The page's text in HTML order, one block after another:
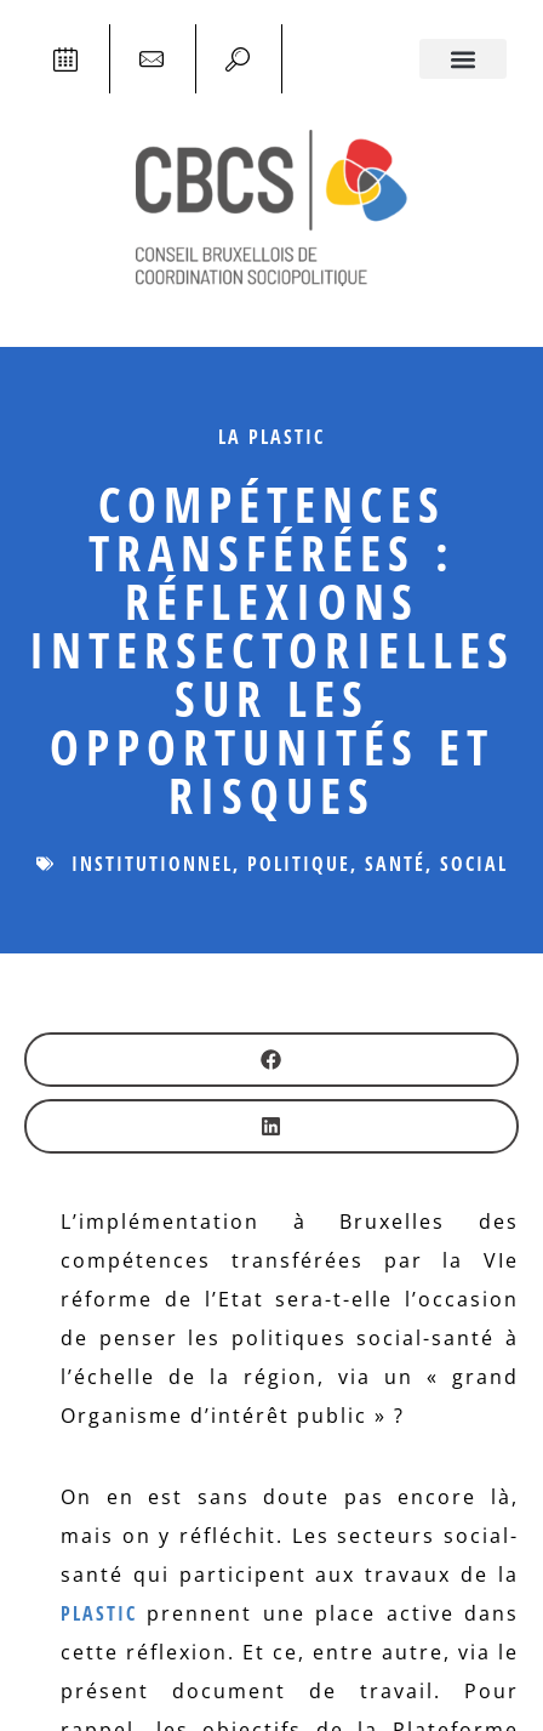
LA PLASTIC
COMPÉTENCES
TRANSFÉRÉES :
RÉFLEXIONS
INTERSECTORIELLES
SUR LES
OPPORTUNITÉS ET
RISQUES
INSTITUTIONNEL, POLITIQUE, SANTÉ, SOCIAL
L’implémentation à Bruxelles des
compétences transférées par la VIe
réforme de l’Etat sera-t-elle l’occasion
de penser les politiques social-santé à
l’échelle de la région, via un « grand
Organisme d’intérêt public » ?
On en est sans doute pas encore là,
mais on y réfléchit. Les secteurs social-
santé qui participent aux travaux de la
PLASTIC prennent une place active dans
cette réflexion. Et ce, entre autre, via le
présent document de travail. Pour